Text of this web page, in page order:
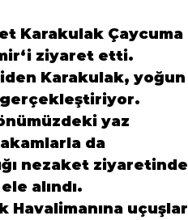
Karakulak Çaycuma
‘i ziyaret etti.
Karakulak, yoğun
gerçekleştiriyor.
yaz
da
nezaket ziyaretinde
alındı.
Havalimanına uçuşlar